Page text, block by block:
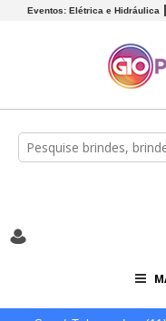
Eventos: Elétrica e Hidráulica